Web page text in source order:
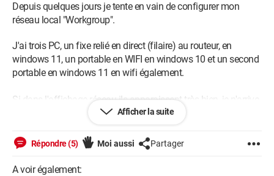
Depuis quelques jours je tente en vain de configurer mon
réseau local "Workgroup".
J'ai trois PC, un fixe relié en direct (filaire) au routeur, en
windows 11, un portable en WIFI en windows 10 et un second
portable en windows 11 en wifi également.
Si dans l'affichage réseau ils apparaissent très bien, je n'arrive
Afficher la suite
Répondre (5) Moi aussi Partager
A voir également: